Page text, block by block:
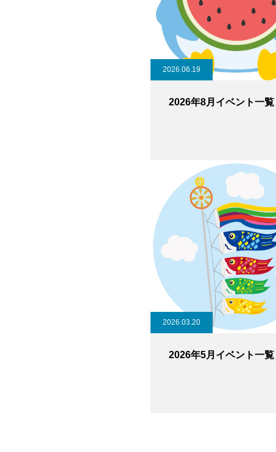
2026.06.19
2026年8月イベント一覧
2026.03.20
2026年5月イベント一覧